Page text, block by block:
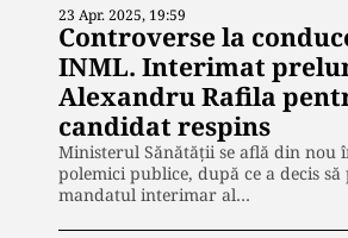
23 Apr. 2025, 19:59
Controverse la
INML. Interimat
Alexandru Rafila
candidat respins
Ministerul Sănătății se află din nou
polemici publice, după ce a decis să
mandatul interimar al…